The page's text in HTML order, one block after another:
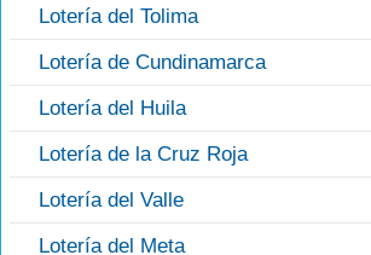
Lotería del Tolima
Lotería de Cundinamarca
Lotería del Huila
Lotería de la Cruz Roja
Lotería del Valle
Lotería del Meta